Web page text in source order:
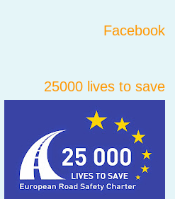
Facebook
25000 lives to save